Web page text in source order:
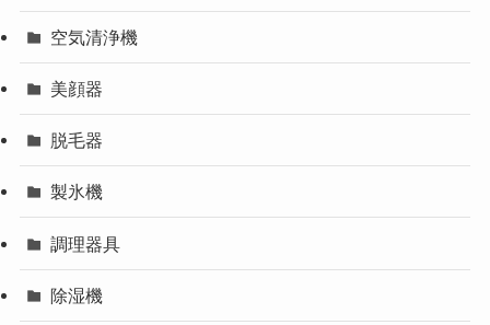
空気清浄機
美顔器
脱毛器
製氷機
調理器具
除湿機